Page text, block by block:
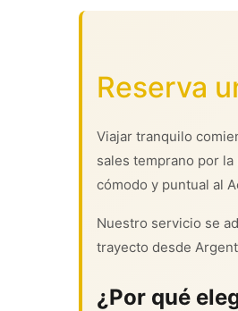
Reserva
Viajar tranquilo
sales temprano por
cómodo y puntual al
Nuestro servicio se
trayecto desde
¿Por qué